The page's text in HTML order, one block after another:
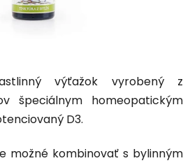
výťažok vyrobený z
špeciálnym homeopatickým
D3.
možné kombinovať s bylinným